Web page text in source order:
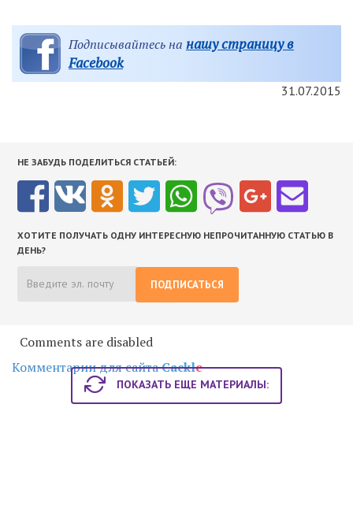
Подписывайтесь на нашу страницу в
Facebook
31.07.2015
НЕ ЗАБУДЬ ПОДЕЛИТЬСЯ СТАТЬЕЙ:
ХОТИТЕ ПОЛУЧАТЬ ОДНУ ИНТЕРЕСНУЮ НЕПРОЧИТАННУЮ СТАТЬЮ В
ДЕНЬ?
ПОДПИСАТЬСЯ
Comments are disabled
Комментарии для сайтаCackle
ПОКАЗАТЬ ЕЩЕ МАТЕРИАЛЫ: